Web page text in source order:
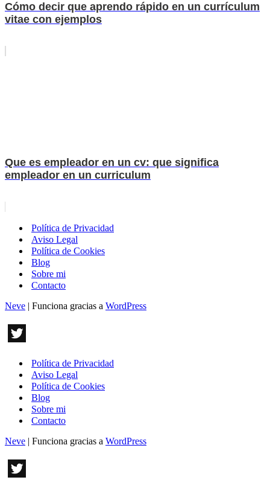
Cómo decir que aprendo rápido en un currículum
vitae con ejemplos
Que es empleador en un cv: que significa
empleador en un curriculum
Política de Privacidad
Aviso Legal
Política de Cookies
Blog
Sobre mi
Contacto
Neve | Funciona gracias a WordPress
Política de Privacidad
Aviso Legal
Política de Cookies
Blog
Sobre mi
Contacto
Neve | Funciona gracias a WordPress